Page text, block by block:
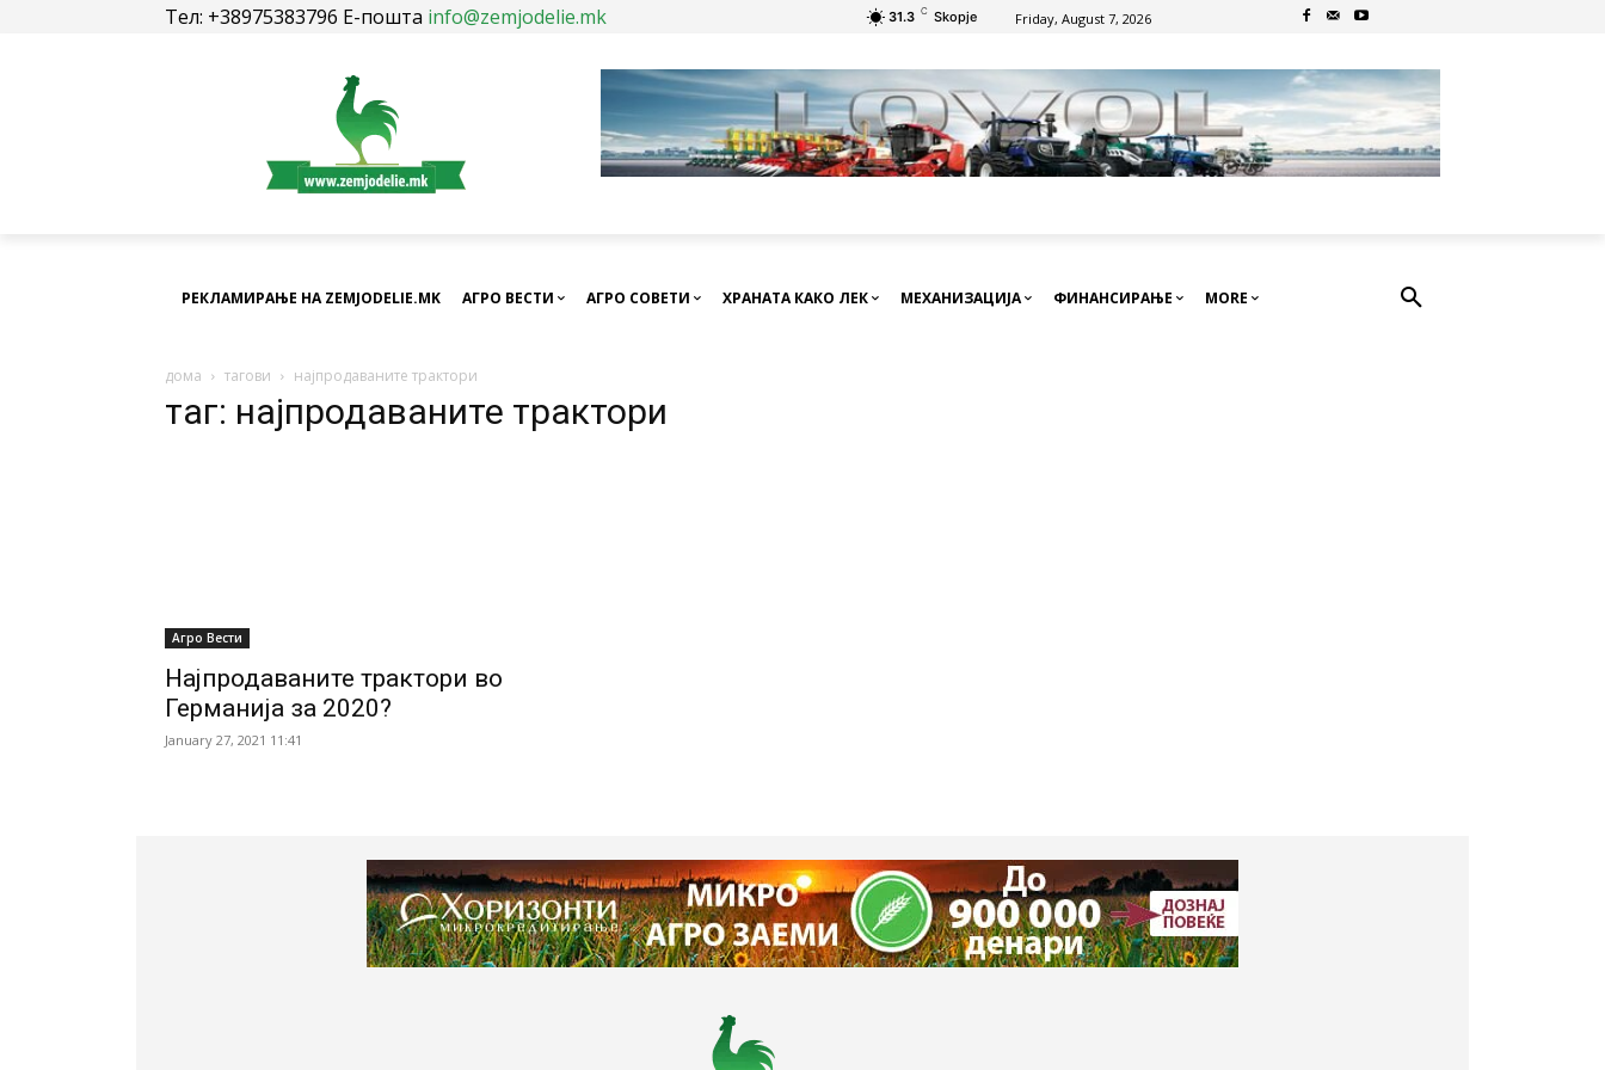
Тел: +38975383796 Е-пошта info@zemjodelie.mk 31.3 C Skopje Friday, August 7, 2026
РЕКЛАМИРАЊЕ НА ZEMJODELIE.MK АГРО ВЕСТИ АГРО СОВЕТИ ХРАНАТА КАКО ЛЕК МЕХАНИЗАЦИЈА ФИНАНСИРАЊЕ MORE
дома тагови најпродаваните трактори
таг: најпродаваните трактори
Агро Вести
Најпродаваните трактори во
Германија за 2020?
January 27, 2021 11:41